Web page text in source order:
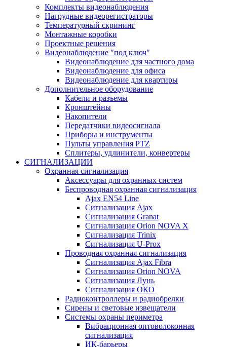
Комплекты видеонаблюдения
Нагрудные видеорегистраторы
Температурный скрининг
Монтажные коробки
Проектные решения
Видеонаблюдение "под ключ"
Видеонаблюдение для частного дома
Видеонаблюдение для офиса
Видеонаблюдение для квартиры
Дополнительное оборудование
Кабели и разъемы
Кронштейны
Накопители
Передатчики видеосигнала
Приборы и инструменты
Пульты управления PTZ
Сплитеры, удлинители, конвертеры
СИГНАЛИЗАЦИИ
Охранная сигнализация
Аксессуары для охранных систем
Беспроводная охранная сигнализация
Ajax EN54 Line
Сигнализация Ajax
Сигнализация Granat
Сигнализация Orion NOVA X
Сигнализация Trinix
Сигнализация U-Prox
Проводная охранная сигнализация
Сигнализация Ajax Fibra
Сигнализация Orion NOVA
Сигнализация Лунь
Сигнализация ОКО
Радиоконтроллеры и радиобрелки
Сирены и световые извещатели
Системы охраны периметра
Вибрационная оптоволоконная
сигнализация
ИК-барьеры